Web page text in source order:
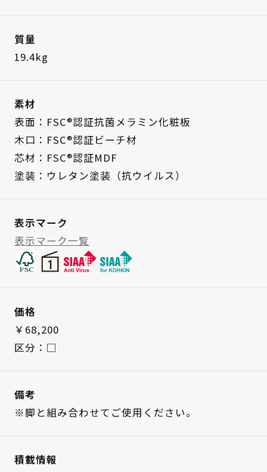
質量
19.4kg
素材
表面：FSC®認証抗菌メラミン化粧板
木口：FSC®認証ビーチ材
芯材：FSC®認証MDF
塗装：ウレタン塗装（抗ウイルス）
表示マーク
表示マーク一覧
価格
￥68,200
区分：□
備考
※脚と組み合わせてご使用ください。
積載情報